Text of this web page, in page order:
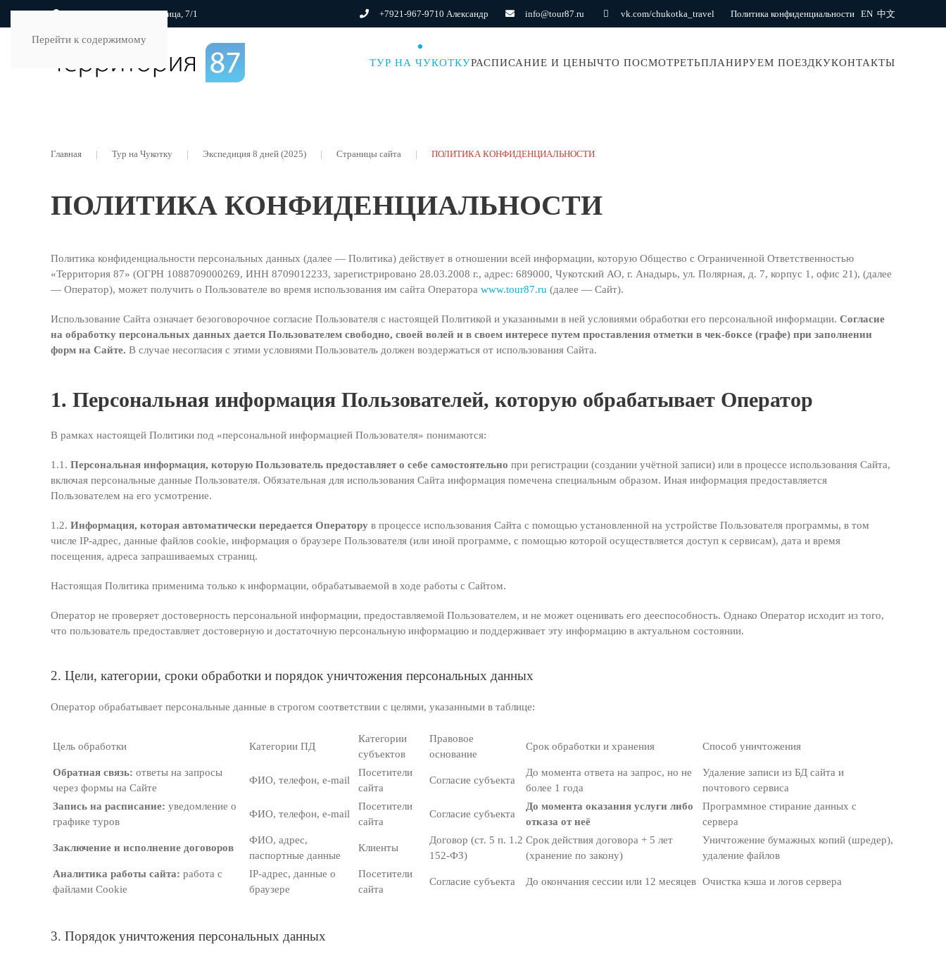
Перейти к содержимому
г. Анадырь, Полярная улица, 7/1 +7921-967-9710 Александр info@tour87.ru vk.com/chukotka_travel Политика конфиденциальности EN 中文
ТУР НА ЧУКОТКУРАСПИСАНИЕ И ЦЕНЫЧТО ПОСМОТРЕТЬПЛАНИРУЕМ ПОЕЗДКУКОНТАКТЫ
Главная Тур на Чукотку Экспедиция 8 дней (2025) Страницы сайта ПОЛИТИКА КОНФИДЕНЦИАЛЬНОСТИ
ПОЛИТИКА КОНФИДЕНЦИАЛЬНОСТИ
Политика конфиденциальности персональных данных (далее — Политика) действует в отношении всей информации, которую Общество с Ограниченной Ответственностью
«Территория 87» (ОГРН 1088709000269, ИНН 8709012233, зарегистрировано 28.03.2008 г., адрес: 689000, Чукотский АО, г. Анадырь, ул. Полярная, д. 7, корпус 1, офис 21), (далее
— Оператор), может получить о Пользователе во время использования им сайта Оператора www.tour87.ru (далее — Сайт).
Использование Сайта означает безоговорочное согласие Пользователя с настоящей Политикой и указанными в ней условиями обработки его персональной информации. Согласие
на обработку персональных данных дается Пользователем свободно, своей волей и в своем интересе путем проставления отметки в чек-боксе (графе) при заполнении
форм на Сайте. В случае несогласия с этими условиями Пользователь должен воздержаться от использования Сайта.
1. Персональная информация Пользователей, которую обрабатывает Оператор
В рамках настоящей Политики под «персональной информацией Пользователя» понимаются:
1.1. Персональная информация, которую Пользователь предоставляет о себе самостоятельно при регистрации (создании учётной записи) или в процессе использования Сайта,
включая персональные данные Пользователя. Обязательная для использования Сайта информация помечена специальным образом. Иная информация предоставляется
Пользователем на его усмотрение.
1.2. Информация, которая автоматически передается Оператору в процессе использования Сайта с помощью установленной на устройстве Пользователя программы, в том
числе IP-адрес, данные файлов cookie, информация о браузере Пользователя (или иной программе, с помощью которой осуществляется доступ к сервисам), дата и время
посещения, адреса запрашиваемых страниц.
Настоящая Политика применима только к информации, обрабатываемой в ходе работы с Сайтом.
Оператор не проверяет достоверность персональной информации, предоставляемой Пользователем, и не может оценивать его дееспособность. Однако Оператор исходит из того,
что пользователь предоставляет достоверную и достаточную персональную информацию и поддерживает эту информацию в актуальном состоянии.
2. Цели, категории, сроки обработки и порядок уничтожения персональных данных
Оператор обрабатывает персональные данные в строгом соответствии с целями, указанными в таблице:
Цель обработки Категории ПД
Категории
субъектов
Правовое
основание
Срок обработки и хранения Способ уничтожения
Обратная связь: ответы на запросы
через формы на Сайте
ФИО, телефон, e-mail
Посетители
сайта
Согласие субъекта
До момента ответа на запрос, но не
более 1 года
Удаление записи из БД сайта и
почтового сервиса
Запись на расписание: уведомление о
графике туров
ФИО, телефон, e-mail
Посетители
сайта
Согласие субъекта
До момента оказания услуги либо
отказа от неё
Программное стирание данных с
сервера
Заключение и исполнение договоров
ФИО, адрес,
паспортные данные
Клиенты
Договор (ст. 5 п. 1.2
152-ФЗ)
Срок действия договора + 5 лет
(хранение по закону)
Уничтожение бумажных копий (шредер),
удаление файлов
Аналитика работы сайта: работа с
файлами Cookie
IP-адрес, данные о
браузере
Посетители
сайта
Согласие субъекта До окончания сессии или 12 месяцев Очистка кэша и логов сервера
3. Порядок уничтожения персональных данных